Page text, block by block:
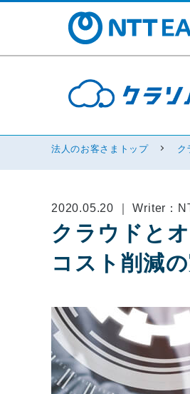
法人のお客さまトップ ク
2020.05.20 ｜ Writer：
クラウドと
コスト削減